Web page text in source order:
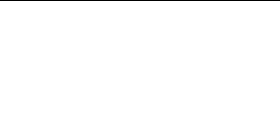
Deklaracja dostępności